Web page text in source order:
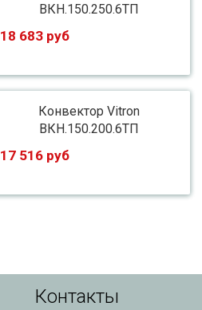
ВКН.150.250.6ТП
18 683 руб
Конвектор Vitron
ВКН.150.200.6ТП
17 516 руб
Контакты